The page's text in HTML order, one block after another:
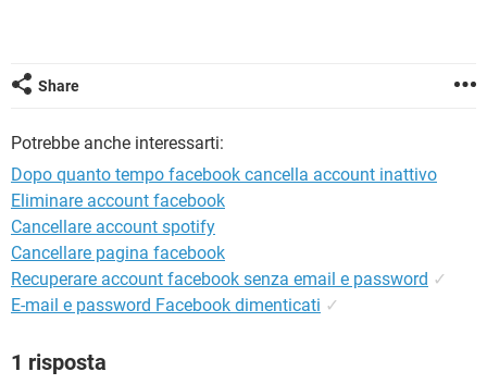
HARDWARE
Share
Potrebbe anche interessarti:
Dopo quanto tempo facebook cancella account inattivo
Eliminare account facebook
Cancellare account spotify
Cancellare pagina facebook
Recuperare account facebook senza email e password ✓
E-mail e password Facebook dimenticati ✓
1 risposta